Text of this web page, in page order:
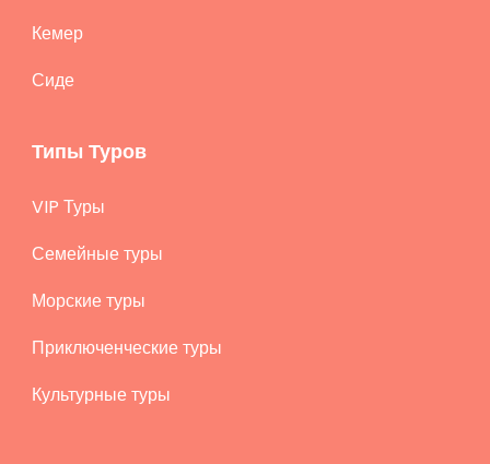
Кемер
Сиде
Типы Туров
VIP Туры
Семейные туры
Морские туры
Приключенческие туры
Культурные туры